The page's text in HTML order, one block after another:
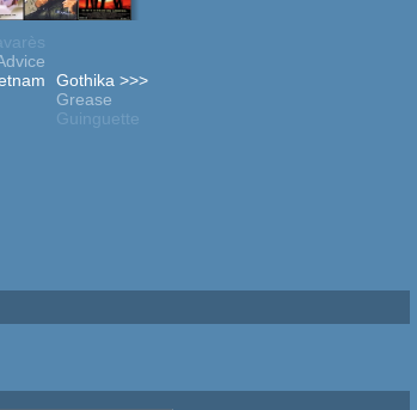
Gothika >>>
Grease
Guinguette